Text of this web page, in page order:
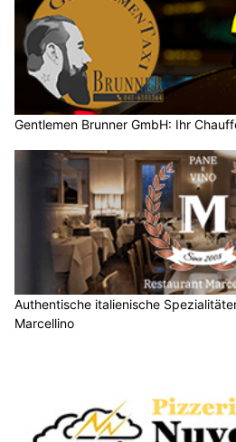
Gentlemen Brunner GmbH: Ihr
Authentische italienische
Marcellino